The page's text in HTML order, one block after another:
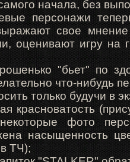
начала, без
персонажи
свое мнение
оценивают игру на
"бьет" по
что-нибудь
только будучи в
красноватость
фото
насыщенность
в ТЧ);